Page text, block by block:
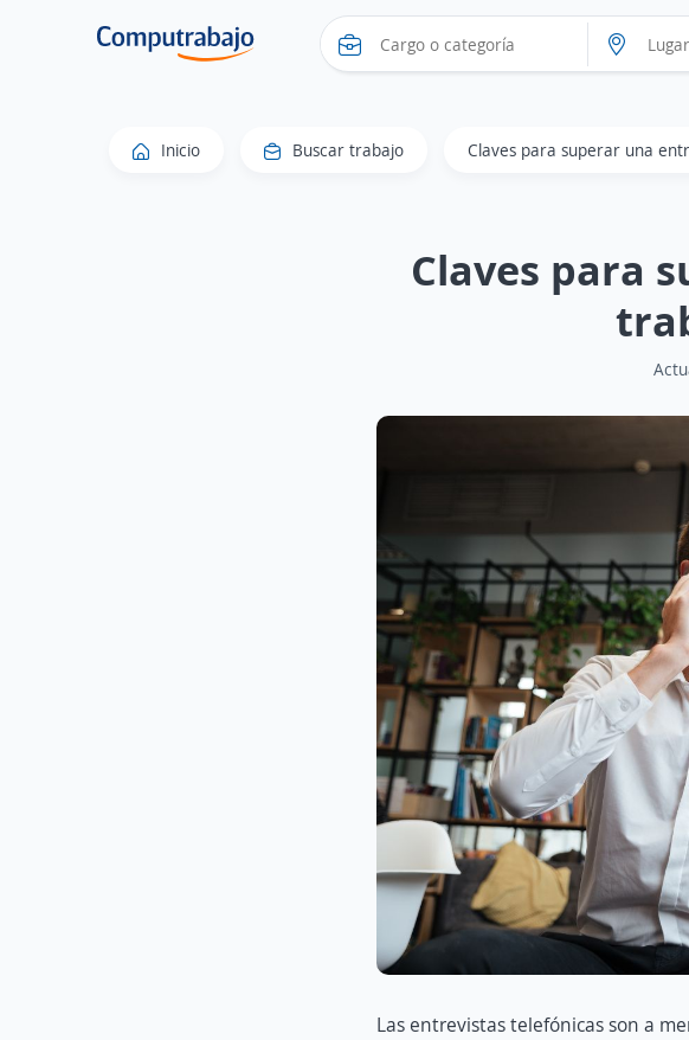
Inicio Buscar trabajo Claves para superar una
Claves para
Las entrevistas telefónicas son a